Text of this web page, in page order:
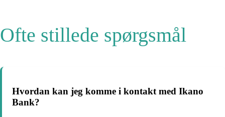
Ofte stillede spørgsmål
Hvordan kan jeg komme i kontakt med Ikano
Bank?